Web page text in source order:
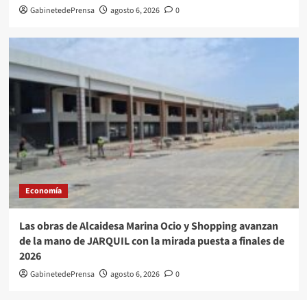
GabinetedePrensa agosto 6, 2026 0
Economía
Las obras de Alcaidesa Marina Ocio y Shopping avanzan
de la mano de JARQUIL con la mirada puesta a finales de
2026
GabinetedePrensa agosto 6, 2026 0